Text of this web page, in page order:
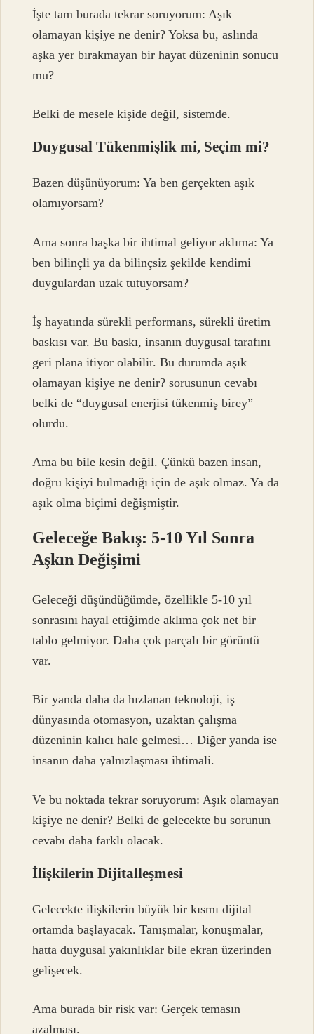
İşte tam burada tekrar soruyorum: Aşık
olamayan kişiye ne denir? Yoksa bu, aslında
aşka yer bırakmayan bir hayat düzeninin sonucu
mu?
Belki de mesele kişide değil, sistemde.
Duygusal Tükenmişlik mi, Seçim mi?
Bazen düşünüyorum: Ya ben gerçekten aşık
olamıyorsam?
Ama sonra başka bir ihtimal geliyor aklıma: Ya
ben bilinçli ya da bilinçsiz şekilde kendimi
duygulardan uzak tutuyorsam?
İş hayatında sürekli performans, sürekli üretim
baskısı var. Bu baskı, insanın duygusal tarafını
geri plana itiyor olabilir. Bu durumda aşık
olamayan kişiye ne denir? sorusunun cevabı
belki de “duygusal enerjisi tükenmiş birey”
olurdu.
Ama bu bile kesin değil. Çünkü bazen insan,
doğru kişiyi bulmadığı için de aşık olmaz. Ya da
aşık olma biçimi değişmiştir.
Geleceğe Bakış: 5-10 Yıl Sonra
Aşkın Değişimi
Geleceği düşündüğümde, özellikle 5-10 yıl
sonrasını hayal ettiğimde aklıma çok net bir
tablo gelmiyor. Daha çok parçalı bir görüntü
var.
Bir yanda daha da hızlanan teknoloji, iş
dünyasında otomasyon, uzaktan çalışma
düzeninin kalıcı hale gelmesi… Diğer yanda ise
insanın daha yalnızlaşması ihtimali.
Ve bu noktada tekrar soruyorum: Aşık olamayan
kişiye ne denir? Belki de gelecekte bu sorunun
cevabı daha farklı olacak.
İlişkilerin Dijitalleşmesi
Gelecekte ilişkilerin büyük bir kısmı dijital
ortamda başlayacak. Tanışmalar, konuşmalar,
hatta duygusal yakınlıklar bile ekran üzerinden
gelişecek.
Ama burada bir risk var: Gerçek temasın
azalması.